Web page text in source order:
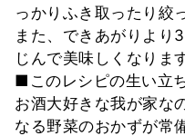
っかりふき取ったり絞
また、できあがりより
じんで美味しくなります
■このレシピの生い立
お酒大好きな我が家な
なる野菜のおかずが常